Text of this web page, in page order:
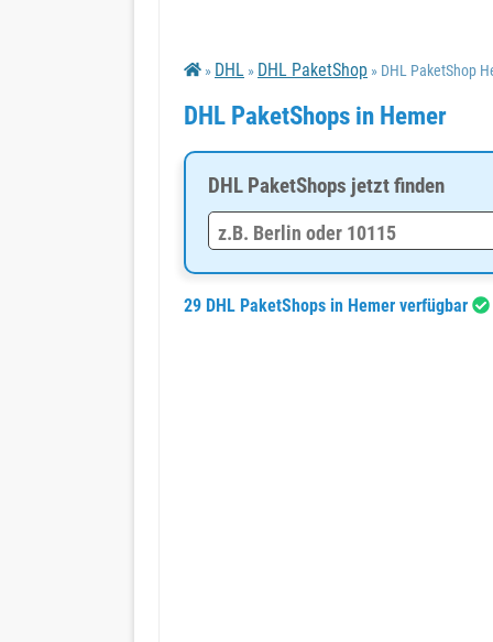
» DHL » DHL PaketShop » DHL PaketShop
DHL PaketShops in Hemer
DHL PaketShops jetzt finden
29 DHL PaketShops in Hemer verfügbar